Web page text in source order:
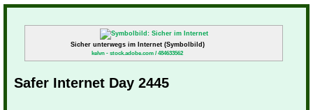
Sicher unterwegs im Internet (Symbolbild)
kelvn - stock.adobe.com / 484633562
Safer Internet Day 2445